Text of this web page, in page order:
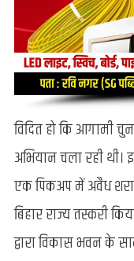
विदित हो कि आगामी
अभियान चला रही
एक पिकअप में अवैध
बिहार राज्य तस्करी
द्वारा विकास भवन के